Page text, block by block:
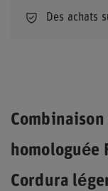
Des achats
homologuée
Cordura